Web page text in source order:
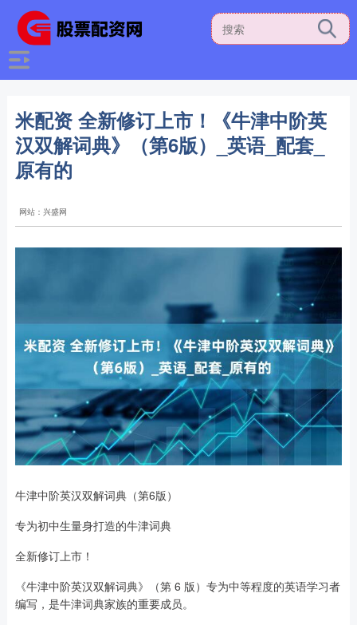
米配资 全新修订上市！《牛津中阶英
汉双解词典》（第6版）_英语_配套_
原有的
网站：兴盛网
牛津中阶英汉双解词典（第6版）
专为初中生量身打造的牛津词典
全新修订上市！
《牛津中阶英汉双解词典》（第 6 版）专为中等程度的英语学习者
编写，是牛津词典家族的重要成员。